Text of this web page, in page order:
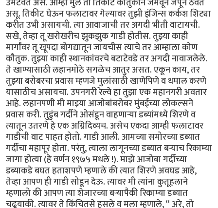
असू. तिकीट घेऊन फलाटावर गेल्यावर तुझी इंजिन्स कर्कश शिट्या
करीत उभी असायची. त्या आवाजाची तर अगदी भीती वाटायची.
सखे, तेव्हा तू खरोखरीच झुकझुक गाडी होतीस. तुझ्या काही
मार्गांवर तू खूपदा बोगद्यातून जायचीस त्याचे तर आम्हाला कोण
कौतुक. तुझ्या काही स्थानकांवरचे बटाटेवडे तर अगदी नावाजलेले.
ते खाण्यासाठी लहानमोठे सगळेच आतुर असत. एकून काय, तर
तुझ्या बरोबरचा प्रवास म्हणजे मुलांसाठी खाणेपिणे व धमाल करणे
यासाठीच असायचा. उपनगरी रेल्वे हा तुझा एक महानगरी अवतार
आहे. लहानपणी मी माझ्या आजोबांबरोबर मुंबईच्या लोकल्सने
प्रवास करी. तुडुंब गर्दीने ओसंडून वाहणाऱ्या डब्यांमध्ये शिरणे व
त्यातून उतरणे हे एक अग्निदिव्यच. असेच एकदा आम्ही फलाटावर
गाडीची वाट पाहत होतो. गाडी आली. आमच्या समोरच्या डब्यात
गर्दीचा महापूर होता. परंतु, त्याला लागूनच्या डब्यात बऱ्याच रिकाम्या
जागा होत्या (हे वर्णन १९७५ मधले !). माझे आजोबा गर्दीच्या
डब्याकडे बघत हताशपणे म्हणाले की त्यात शिरणे अवघड आहे,
तेव्हा आपण ही गाडी सोडून देऊ. त्यावर मी त्यांना कुतूहलाने
म्हणालो की आपण त्या शेजारच्या बऱ्यापैकी रिकाम्या डब्यात
चढूयाकी. त्यावर ते किंचितसे हसले व मला म्हणाले, “ अरे, तो